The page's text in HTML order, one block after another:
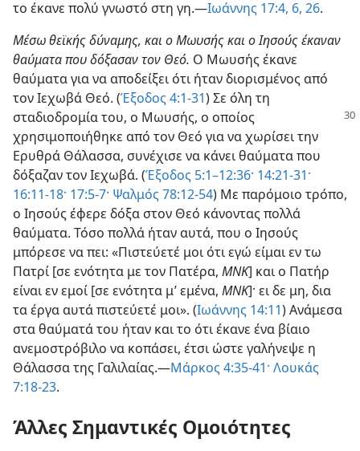
το έκανε πολύ γνωστό στη γη.—Ιωάννης 17:4, 6, 26.
Μέσω θεϊκής δύναμης, και ο Μωυσής και ο Ιησούς έκαναν
θαύματα που δόξασαν τον Θεό. Ο Μωυσής έκανε
θαύματα για να αποδείξει ότι ήταν διορισμένος από
τον Ιεχωβά Θεό. (Έξοδος 4:1-31) Σε όλη τη
σταδιοδρομία του, ο Μωυσής, ο οποίος
χρησιμοποιήθηκε από τον Θεό για να χωρίσει την
Ερυθρά Θάλασσα, συνέχισε να κάνει θαύματα που
δόξαζαν τον Ιεχωβά. (Έξοδος 5:1–12:36· 14:21-31·
16:11-18· 17:5-7· Ψαλμός 78:12-54) Με παρόμοιο τρόπο,
ο Ιησούς έφερε δόξα στον Θεό κάνοντας πολλά
θαύματα. Τόσο πολλά ήταν αυτά, που ο Ιησούς
μπόρεσε να πει: «Πιστεύετέ μοι ότι εγώ είμαι εν τω
Πατρί [σε ενότητα με τον Πατέρα, ΜΝΚ] και ο Πατήρ
είναι εν εμοί [σε ενότητα μ’ εμένα, ΜΝΚ]· ει δε μη, δια
τα έργα αυτά πιστεύετέ μοι». (Ιωάννης 14:11) Ανάμεσα
στα θαύματά του ήταν και το ότι έκανε ένα βίαιο
ανεμοστρόβιλο να κοπάσει, έτσι ώστε γαλήνεψε η
Θάλασσα της Γαλιλαίας.—Μάρκος 4:35-41· Λουκάς
7:18-23.
Άλλες Σημαντικές Ομοιότητες